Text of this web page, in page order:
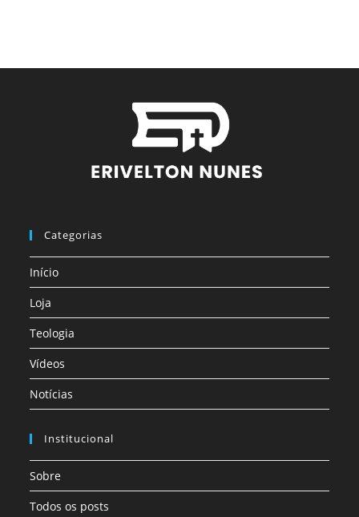
Categorias
Início
Loja
Teologia
Vídeos
Notícias
Institucional
Sobre
Todos os posts